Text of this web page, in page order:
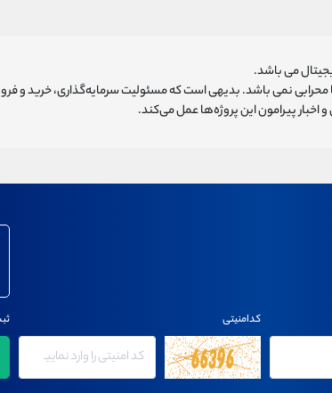
می باشد.
محرابی نمی باشد. بدیهی است که مسئولیت سرمایه‌گذاری، خرید و
پیرامون این پروژه‌‌ها عمل می‌کند.
کدامنیتی